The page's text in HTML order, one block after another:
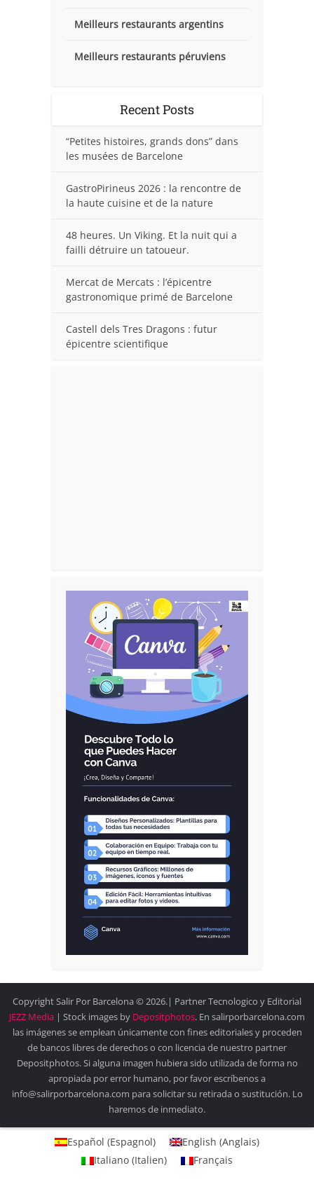
Meilleurs restaurants argentins
Meilleurs restaurants péruviens
Recent Posts
“Petites histoires, grands dons” dans
les musées de Barcelone
GastroPirineus 2026 : la rencontre de
la haute cuisine et de la nature
48 heures. Un Viking. Et la nuit qui a
failli détruire un tatoueur.
Mercat de Mercats : l’épicentre
gastronomique primé de Barcelone
Castell dels Tres Dragons : futur
épicentre scientifique
Copyright Salir Por Barcelona © 2026.| Partner Tecnologico y Editorial
JEZZ Media | Stock images by Depositphotos. En salirporbarcelona.com
las imágenes se emplean únicamente con fines editoriales y proceden
de bancos libres de derechos o con licencia de nuestro partner
Depositphotos. Si alguna imagen hubiera sido utilizada de forma no
apropiada por error humano, por favor escríbenos a
info@salirporbarcelona.com para solicitar su retirada o sustitución. Lo
haremos de inmediato.
Español (Espagnol) English (Anglais)
Italiano (Italien) Français